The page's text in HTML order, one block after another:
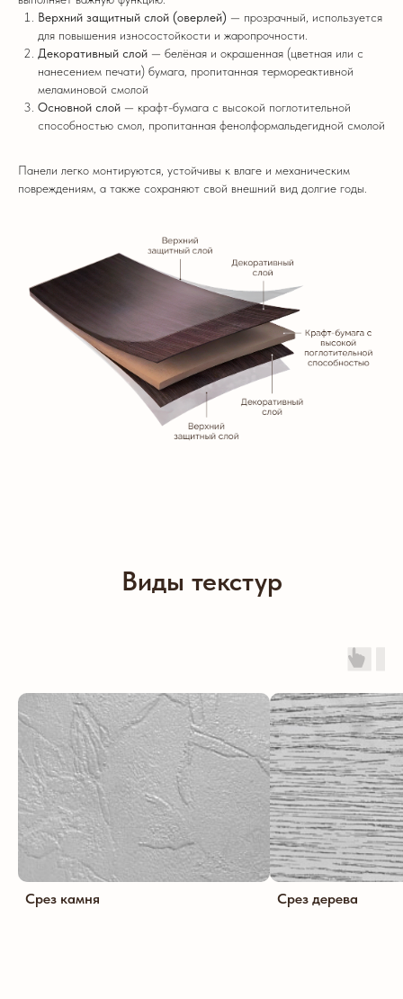
Верхний защитный слой (оверлей) — прозрачный, используется
для повышения износостойкости и жаропрочности.
Декоративный слой — белёная и окрашенная (цветная или с
нанесением печати) бумага, пропитанная термореактивной
меламиновой смолой
Основной слой — крафт-бумага с высокой поглотительной
способностью смол, пропитанная фенолформальдегидной смолой
Панели легко монтируются, устойчивы к влаге и механическим
повреждениям, а также сохраняют свой внешний вид долгие годы.
Виды текстур
Срез камня Срез дерева